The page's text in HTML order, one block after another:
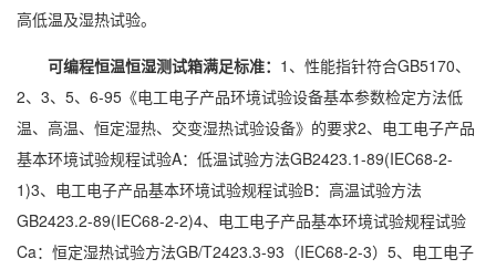
高低温及湿热试验。
可编程恒温恒湿测试箱满足标准： 1、性能指针符合GB5170、
2、3、5、6-95《电工电子产品环境试验设备基本参数检定方法低
温、高温、恒定湿热、交变湿热试验设备》的要求2、电工电子产品
基本环境试验规程试验A：低温试验方法GB2423.1-89(IEC68-2-
1)3、电工电子产品基本环境试验规程试验B：高温试验方法
GB2423.2-89(IEC68-2-2)4、电工电子产品基本环境试验规程试验
Ca：恒定湿热试验方法GB/T2423.3-93（IEC68-2-3）5、电工电子